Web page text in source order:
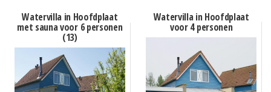
Watervilla in Hoofdplaat
met sauna voor 6 personen
(13)
Watervilla in Hoofdplaat
voor 4 personen